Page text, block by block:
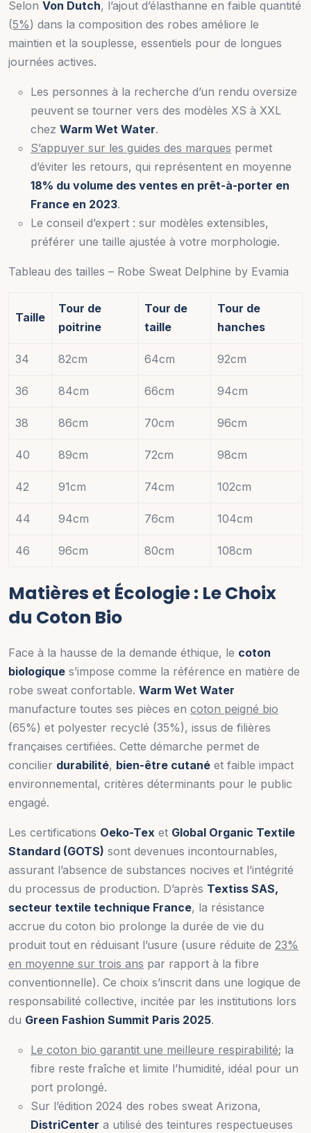
Selon Von Dutch, l’ajout d’élasthanne en faible quantité
(5%) dans la composition des robes améliore le
maintien et la souplesse, essentiels pour de longues
journées actives.
Les personnes à la recherche d’un rendu oversize
peuvent se tourner vers des modèles XS à XXL
chez Warm Wet Water.
S’appuyer sur les guides des marques permet
d’éviter les retours, qui représentent en moyenne
18% du volume des ventes en prêt-à-porter en
France en 2023.
Le conseil d’expert : sur modèles extensibles,
préférer une taille ajustée à votre morphologie.
Tableau des tailles – Robe Sweat Delphine by Evamia
Taille
Tour de
poitrine
Tour de
taille
Tour de
hanches
34 82cm 64cm 92cm
36 84cm 66cm 94cm
38 86cm 70cm 96cm
40 89cm 72cm 98cm
42 91cm 74cm 102cm
44 94cm 76cm 104cm
46 96cm 80cm 108cm
Matières et Écologie : Le Choix
du Coton Bio
Face à la hausse de la demande éthique, le coton
biologique s’impose comme la référence en matière de
robe sweat confortable. Warm Wet Water
manufacture toutes ses pièces en coton peigné bio
(65%) et polyester recyclé (35%), issus de filières
françaises certifiées. Cette démarche permet de
concilier durabilité, bien-être cutané et faible impact
environnemental, critères déterminants pour le public
engagé.
Les certifications Oeko-Tex et Global Organic Textile
Standard (GOTS) sont devenues incontournables,
assurant l’absence de substances nocives et l’intégrité
du processus de production. D’après Textiss SAS,
secteur textile technique France, la résistance
accrue du coton bio prolonge la durée de vie du
produit tout en réduisant l’usure (usure réduite de 23%
en moyenne sur trois ans par rapport à la fibre
conventionnelle). Ce choix s’inscrit dans une logique de
responsabilité collective, incitée par les institutions lors
du Green Fashion Summit Paris 2025.
Le coton bio garantit une meilleure respirabilité; la
fibre reste fraîche et limite l’humidité, idéal pour un
port prolongé.
Sur l’édition 2024 des robes sweat Arizona,
DistriCenter a utilisé des teintures respectueuses